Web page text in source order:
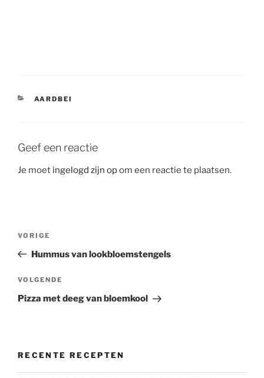
CATEGORIEËN
AARDBEI
Geef een reactie
Je moet ingelogd zijn opom een reactie te plaatsen.
Vorig
bericht
VORIGE
Hummus van lookbloemstengels
Volgend
bericht
VOLGENDE
Pizza met deeg van bloemkool
RECENTE RECEPTEN